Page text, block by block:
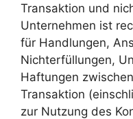
Transaktion und
Unternehmen ist
für Handlungen,
Nichterfüllungen,
Haftungen
Transaktion
zur Nutzung des